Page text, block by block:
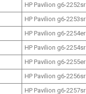
HP Pavilion g6-2252sr
HP Pavilion g6-2253sr
HP Pavilion g6-2254er
HP Pavilion g6-2254sr
HP Pavilion g6-2255er
HP Pavilion g6-2256sr
HP Pavilion g6-2257sr